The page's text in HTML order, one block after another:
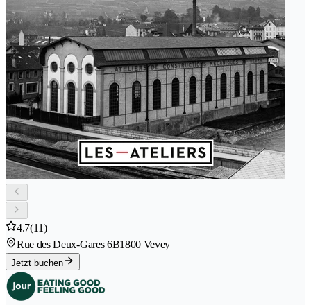
4.7(11)
Rue des Deux-Gares 6B1800 Vevey
Jetzt buchen